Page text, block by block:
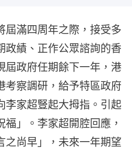
屆滿四周年之際，接受多
政績、正作公眾諮詢的香
屆政府任期餘下一年，港
考察調研，給予特區政府
李家超豎起大拇指。引起
」。李家超開腔回應，
之尚早」，未來一年期望